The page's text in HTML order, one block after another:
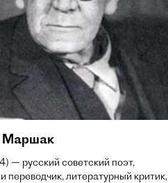
Маршак
— русский советский поэт,
переводчик, литературный критик,